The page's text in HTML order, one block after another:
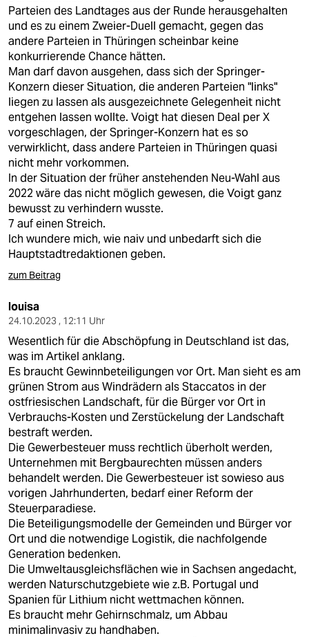
Parteien des Landtages aus der Runde herausgehalten
und es zu einem Zweier-Duell gemacht, gegen das
andere Parteien in Thüringen scheinbar keine
konkurrierende Chance hätten.
Man darf davon ausgehen, dass sich der Springer-
Konzern dieser Situation, die anderen Parteien "links"
liegen zu lassen als ausgezeichnete Gelegenheit nicht
entgehen lassen wollte. Voigt hat diesen Deal per X
vorgeschlagen, der Springer-Konzern hat es so
verwirklicht, dass andere Parteien in Thüringen quasi
nicht mehr vorkommen.
In der Situation der früher anstehenden Neu-Wahl aus
2022 wäre das nicht möglich gewesen, die Voigt ganz
bewusst zu verhindern wusste.
7 auf einen Streich.
Ich wundere mich, wie naiv und unbedarft sich die
Hauptstadtredaktionen geben.
zum Beitrag
louisa
24.10.2023 , 12:11 Uhr
Wesentlich für die Abschöpfung in Deutschland ist das,
was im Artikel anklang.
Es braucht Gewinnbeteiligungen vor Ort. Man sieht es am
grünen Strom aus Windrädern als Staccatos in der
ostfriesischen Landschaft, für die Bürger vor Ort in
Verbrauchs-Kosten und Zerstückelung der Landschaft
bestraft werden.
Die Gewerbesteuer muss rechtlich überholt werden,
Unternehmen mit Bergbaurechten müssen anders
behandelt werden. Die Gewerbesteuer ist sowieso aus
vorigen Jahrhunderten, bedarf einer Reform der
Steuerparadiese.
Die Beteiligungsmodelle der Gemeinden und Bürger vor
Ort und die notwendige Logistik, die nachfolgende
Generation bedenken.
Die Umweltausgleichsflächen wie in Sachsen angedacht,
werden Naturschutzgebiete wie z.B. Portugal und
Spanien für Lithium nicht wettmachen können.
Es braucht mehr Gehirnschmalz, um Abbau
minimalinvasiv zu handhaben.